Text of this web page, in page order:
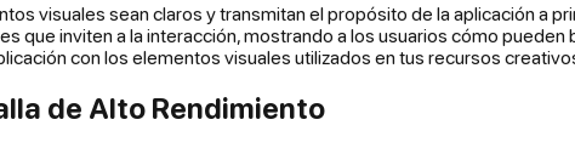
visuales sean claros y transmitan el propósito de la aplicación a
que inviten a la interacción, mostrando a los usuarios cómo pueden
con los elementos visuales utilizados en tus recursos
de Alto Rendimiento